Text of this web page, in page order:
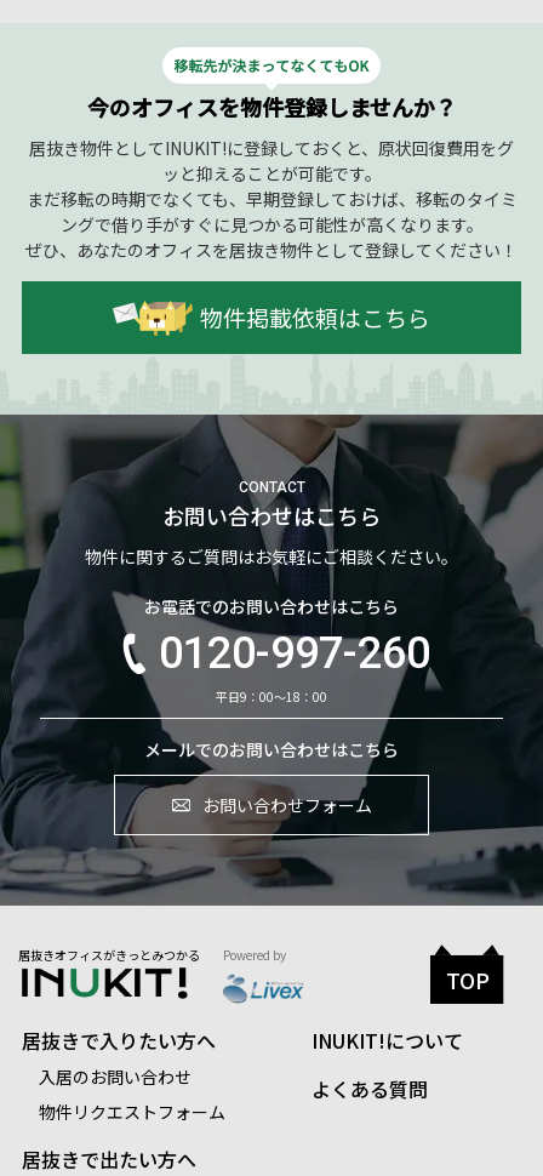
今のオフィスを物件登録しませんか？
居抜き物件としてINUKIT!に登録しておくと、原状回復費用をグ
ッと抑えることが可能です。
まだ移転の時期でなくても、早期登録しておけば、移転のタイミ
ングで借り手がすぐに見つかる可能性が高くなります。
ぜひ、あなたのオフィスを居抜き物件として登録してください！
物件掲載依頼はこちら
CONTACT
お問い合わせはこちら
物件に関するご質問はお気軽にご相談ください。
お電話でのお問い合わせはこちら
0120-997-260
平日9：00～18：00
メールでのお問い合わせはこちら
お問い合わせフォーム
居抜きオフィスがきっとみつかる Powered by
居抜きで入りたい方へ
入居のお問い合わせ
物件リクエストフォーム
居抜きで出たい方へ
INUKIT!について
よくある質問
TOP